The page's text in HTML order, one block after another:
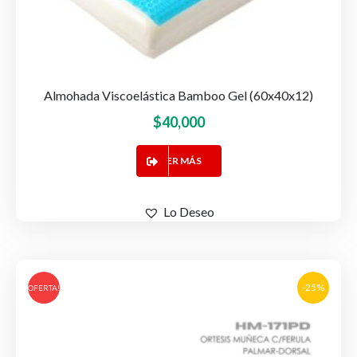
Almohada Viscoelástica Bamboo Gel (60x40x12)
$40,000
LEER MÁS
Lo Deseo
-25%
OFERTA!